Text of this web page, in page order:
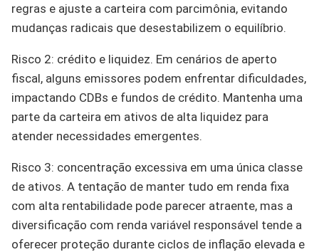
regras e ajuste a carteira com parcimônia, evitando
mudanças radicais que desestabilizem o equilíbrio.
Risco 2: crédito e liquidez. Em cenários de aperto
fiscal, alguns emissores podem enfrentar dificuldades,
impactando CDBs e fundos de crédito. Mantenha uma
parte da carteira em ativos de alta liquidez para
atender necessidades emergentes.
Risco 3: concentração excessiva em uma única classe
de ativos. A tentação de manter tudo em renda fixa
com alta rentabilidade pode parecer atraente, mas a
diversificação com renda variável responsável tende a
oferecer proteção durante ciclos de inflação elevada e